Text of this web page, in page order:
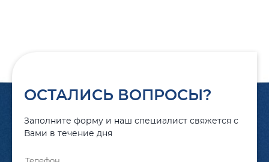
ОСТАЛИСЬ ВОПРОСЫ?
Заполните форму и наш специалист свяжется с
Вами в течение дня